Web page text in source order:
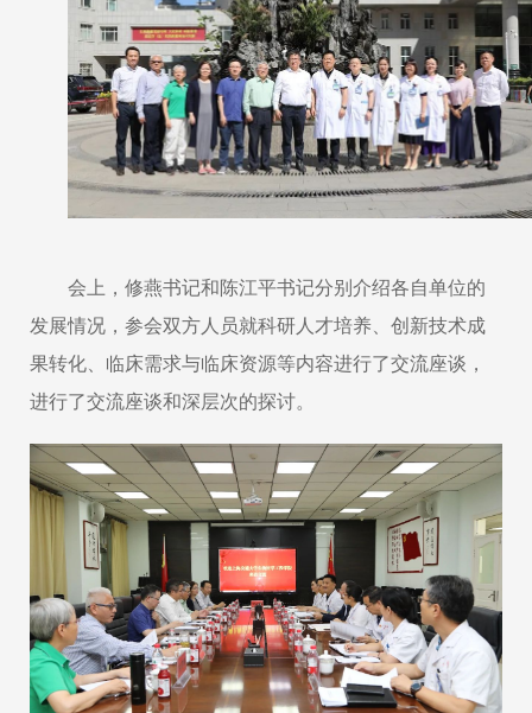
会上，修燕书记和陈江平书记分别介绍各自单位的
发展情况，参会双方人员就科研人才培养、创新技术成
果转化、临床需求与临床资源等内容进行了交流座谈，
进行了交流座谈和深层次的探讨。